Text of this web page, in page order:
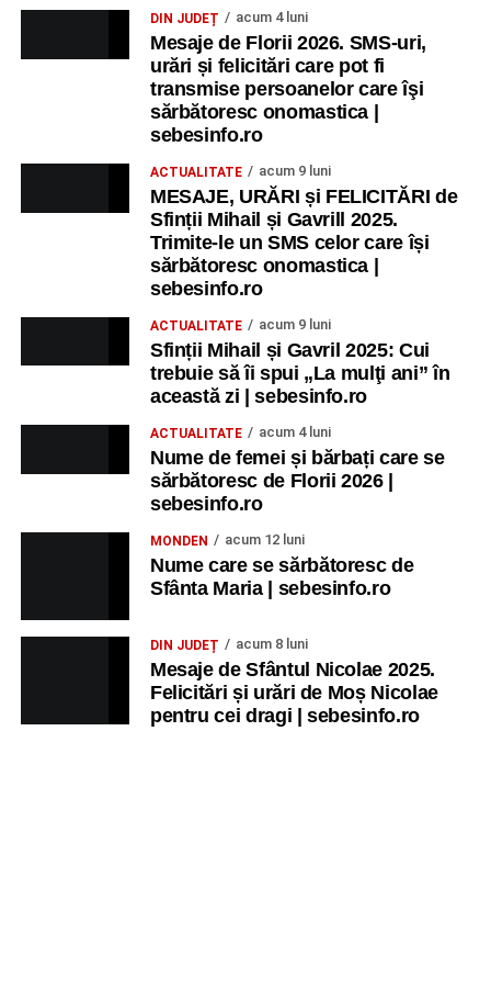
DIN JUDEȚ acum 4 luni
Mesaje de Florii 2026. SMS-uri,
urări și felicitări care pot fi
transmise persoanelor care îşi
sărbătoresc onomastica |
sebesinfo.ro
ACTUALITATE acum 9 luni
MESAJE, URĂRI și FELICITĂRI de
Sfinții Mihail și Gavrill 2025.
Trimite-le un SMS celor care își
sărbătoresc onomastica |
sebesinfo.ro
ACTUALITATE acum 9 luni
Sfinții Mihail și Gavril 2025: Cui
trebuie să îi spui „La mulţi ani” în
această zi | sebesinfo.ro
ACTUALITATE acum 4 luni
Nume de femei și bărbați care se
sărbătoresc de Florii 2026 |
sebesinfo.ro
MONDEN acum 12 luni
Nume care se sărbătoresc de
Sfânta Maria | sebesinfo.ro
DIN JUDEȚ acum 8 luni
Mesaje de Sfântul Nicolae 2025.
Felicitări și urări de Moș Nicolae
pentru cei dragi | sebesinfo.ro